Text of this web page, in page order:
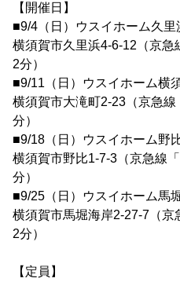
【開催日】
■9/4（日）ウスイホーム久
横須賀市久里浜4-6-12（京
2分）
■9/11（日）ウスイホーム
横須賀市大滝町2-23（京急
分）
■9/18（日）ウスイホーム
横須賀市野比1-7-3（京急線
分）
■9/25（日）ウスイホーム
横須賀市馬堀海岸2-27-7（
2分）
【定員】